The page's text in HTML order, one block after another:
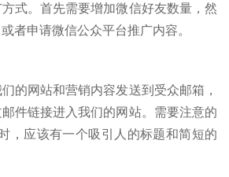
式。首先需要增加微信好友数量，然
者申请微信公众平台推广内容。
的网站和营销内容发送到受众邮箱，
件链接进入我们的网站。需要注意的
，应该有一个吸引人的标题和简短的